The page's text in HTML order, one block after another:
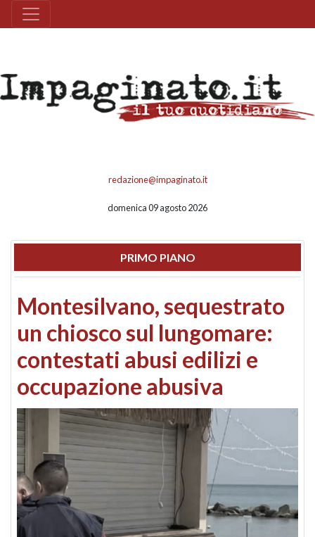
redazione@impaginato.it
domenica 09 agosto 2026
PRIMO PIANO
Montesilvano, sequestrato
un chiosco sul lungomare:
contestati abusi edilizi e
occupazione abusiva